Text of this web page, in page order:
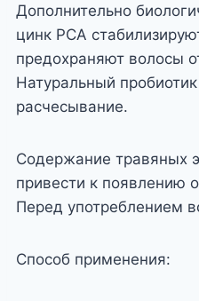
Дополнительно
цинк PCA
предохраняют волосы
Натуральный
расчесывание.
Содержание травяных
привести к появлению
Перед употреблением
Способ применения: